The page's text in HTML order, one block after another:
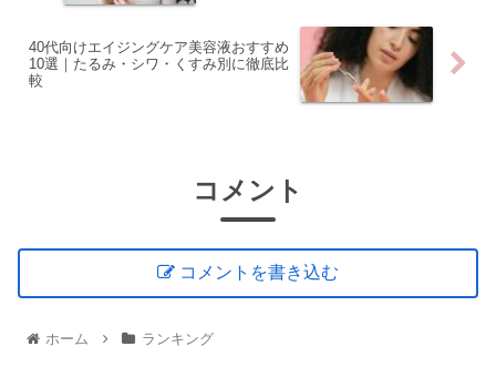
40代向けエイジングケア美容液おすすめ
10選｜たるみ・シワ・くすみ別に徹底比
較
コメント
コメントを書き込む
ホーム ランキング